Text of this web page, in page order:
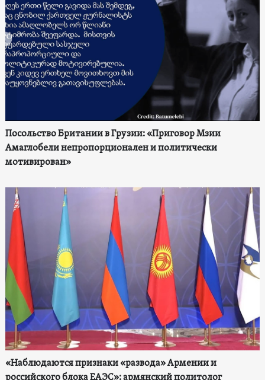
Посольство Британии в Грузии: «Приговор Мзии
Амаглобели непропорционален и политически
мотивирован»
«Наблюдаются признаки «развода» Армении и
российского блока ЕАЭС»: армянский политолог